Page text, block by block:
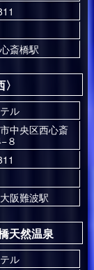
斎橋駅
ル
中央区西心斎
８
阪難波駅
天然温泉
ル